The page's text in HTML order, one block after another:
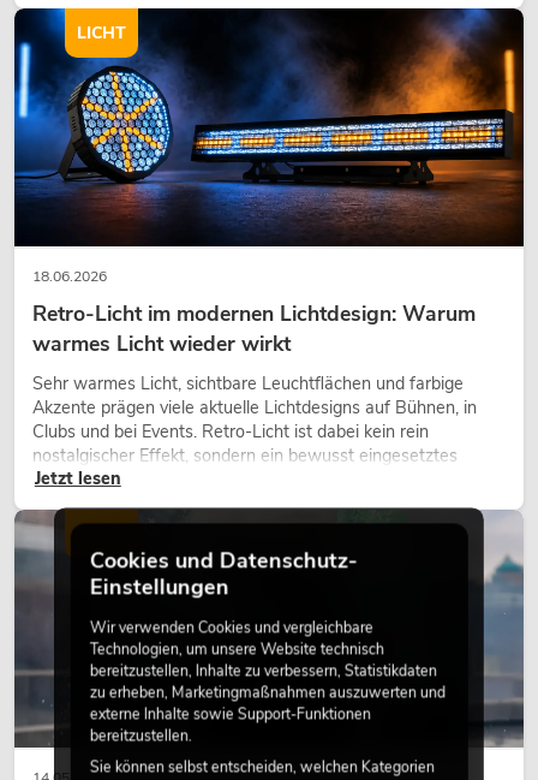
18.06.2026
Retro-Licht im modernen Lichtdesign: Warum
warmes Licht wieder wirkt
Sehr warmes Licht, sichtbare Leuchtflächen und farbige
Akzente prägen viele aktuelle Lichtdesigns auf Bühnen, in
Clubs und bei Events. Retro-Licht ist dabei kein rein
nostalgischer Effekt, sondern ein bewusst eingesetztes
Gestaltungsmittel: Es schafft Atmosphäre, gibt Szenen
Charakter und kann technische LED-Setups emotionaler
wirken lassen.
Jetzt lesen
LICHT
Cookies und Datenschutz-
Einstellungen
Wir verwenden Cookies und vergleichbare
Technologien, um unsere Website technisch
bereitzustellen, Inhalte zu verbessern, Statistikdaten
zu erheben, Marketingmaßnahmen auszuwerten und
externe Inhalte sowie Support-Funktionen
bereitzustellen.
Sie können selbst entscheiden, welchen Kategorien